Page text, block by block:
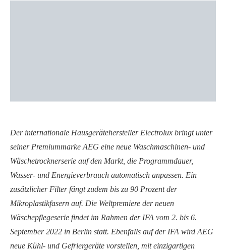
Der internationale Hausgerätehersteller Electrolux bringt unter
seiner Premiummarke AEG eine neue Waschmaschinen- und
Wäschetrocknerserie auf den Markt, die Programmdauer,
Wasser- und Energieverbrauch automatisch anpassen. Ein
zusätzlicher Filter fängt zudem bis zu 90 Prozent der
Mikroplastikfasern auf. Die Weltpremiere der neuen
Wäschepflegeserie findet im Rahmen der IFA vom 2. bis 6.
September 2022 in Berlin statt. Ebenfalls auf der IFA wird AEG
neue Kühl- und Gefriergeräte vorstellen, mit einzigartigen